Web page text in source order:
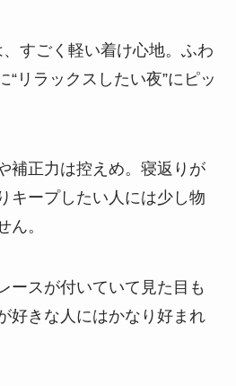
すごく軽い着け心地。ふわ
“リラックスしたい夜”にピッ
補正力は控えめ。寝返りが
キープしたい人には少し物
ん。
ースが付いていて見た目も
好きな人にはかなり好まれ